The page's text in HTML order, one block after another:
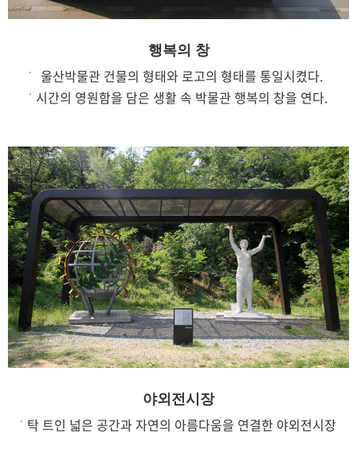
행복의 창
울산박물관 건물의 형태와 로고의 형태를 통일시켰다.
시간의 영원함을 담은 생활 속 박물관 행복의 창을 연다.
야외전시장
탁 트인 넓은 공간과 자연의 아름다움을 연결한 야외전시장